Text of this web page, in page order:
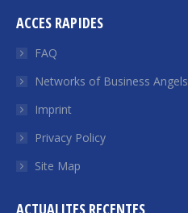
opens
window
opens
in
window
opens
window
opens
windowwindow
ACCES RAPIDES
FAQ
Networks of Business Angels
Imprint
Privacy Policy
Site Map
ACTUALITES RECENTES